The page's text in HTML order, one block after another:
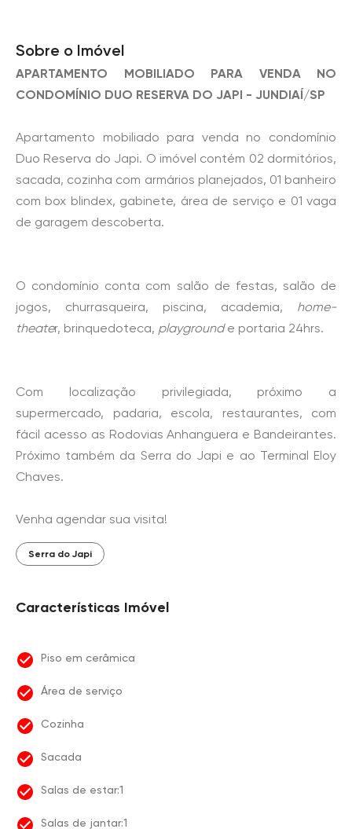
Sobre o Imóvel
APARTAMENTO MOBILIADO PARA VENDA NO
CONDOMÍNIO DUO RESERVA DO JAPI - JUNDIAÍ/SP
Apartamento mobiliado para venda no condomínio
Duo Reserva do Japi. O imóvel contém 02 dormitórios,
sacada, cozinha com armários planejados, 01 banheiro
com box blindex, gabinete, área de serviço e 01 vaga
de garagem descoberta.
O condomínio conta com salão de festas, salão de
jogos, churrasqueira, piscina, academia, home-
theater, brinquedoteca, playgrounde portaria 24hrs.
Com localização privilegiada, próximo a
supermercado, padaria, escola, restaurantes, com
fácil acesso as Rodovias Anhanguera e Bandeirantes.
Próximo também da Serra do Japi e ao Terminal Eloy
Chaves.
Venha agendar sua visita!
Serra do Japi
Características Imóvel
Piso em cerâmica
Área de serviço
Cozinha
Sacada
Salas de estar:1
Salas de jantar:1